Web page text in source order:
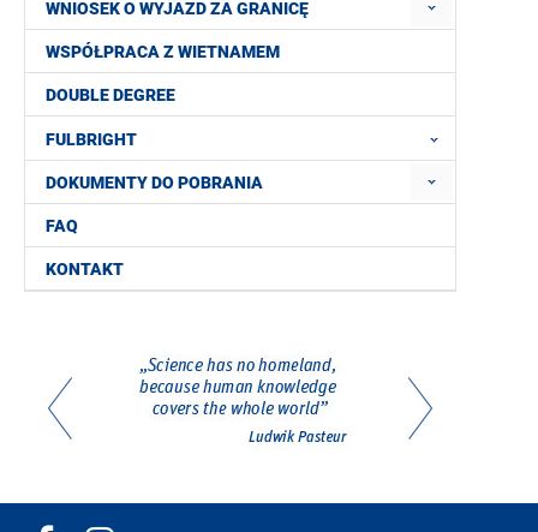
WNIOSEK O WYJAZD ZA GRANICĘ
WSPÓŁPRACA Z WIETNAMEM
DOUBLE DEGREE
FULBRIGHT
DOKUMENTY DO POBRANIA
FAQ
KONTAKT